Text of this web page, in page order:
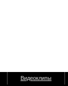
Видеоклипы